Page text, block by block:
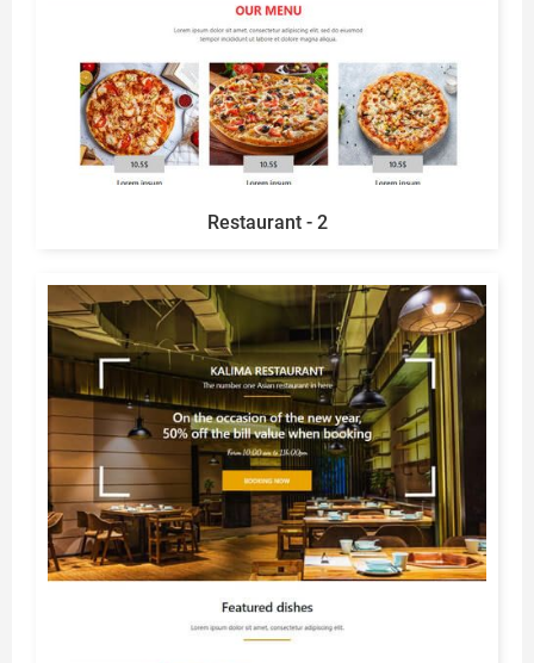
Restaurant - 2